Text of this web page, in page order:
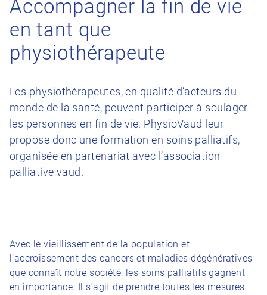
Accompagner la fin de vie
en tant que
physiothérapeute
Les physiothérapeutes, en qualité d’acteurs du
monde de la santé, peuvent participer à soulager
les personnes en fin de vie. PhysioVaud leur
propose donc une formation en soins palliatifs,
organisée en partenariat avec l’association
palliative vaud.
Avec le vieillissement de la population et
l’accroissement des cancers et maladies dégénératives
que connaît notre société, les soins palliatifs gagnent
en importance. Il s’agit de prendre toutes les mesures